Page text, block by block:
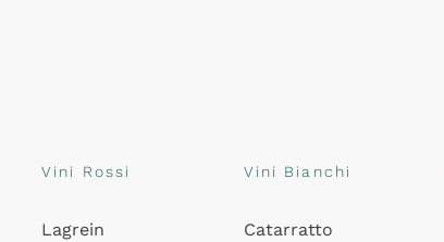
Vini Rossi
Lagrein
Vini Bianchi
Catarratto